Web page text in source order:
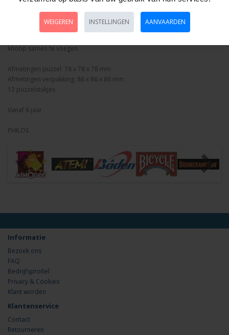
Deze puzzel bestaat uit 12 puzzelstukken in 5 verschillende vormen die in
knoop samen te voegen.
Afmetingen puzzel: 78 x 78 x 78 mm
Afmetingen verpakking: 86 x 86 x 86 mm
12 puzzelstukjes
Vanaf 6 jaar
PHILOS
Informatie
Bezoek ons
FAQ
Bedrijfsprofiel
Privacy & Cookies
Klant worden
Klantenservice
Contact
Retourneren
WEIGEREN INSTELLINGEN AANVAARDEN